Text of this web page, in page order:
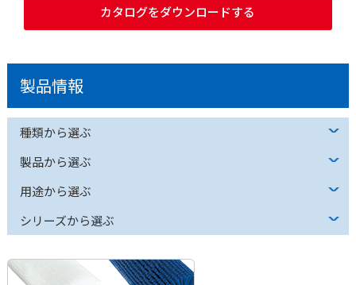
カタログをダウンロードする
製品情報
種類から選ぶ
製品から選ぶ
用途から選ぶ
シリーズから選ぶ